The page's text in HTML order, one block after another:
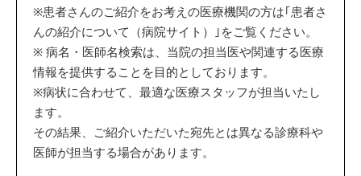
※患者さんのご紹介をお考えの医療機関の方は｢患者さ
んの紹介について（病院サイト）｣をご覧ください。
※ 病名・医師名検索は、当院の担当医や関連する医療
情報を提供することを目的としております。
※病状に合わせて、最適な医療スタッフが担当いたし
ます。
その結果、ご紹介いただいた宛先とは異なる診療科や
医師が担当する場合があります。